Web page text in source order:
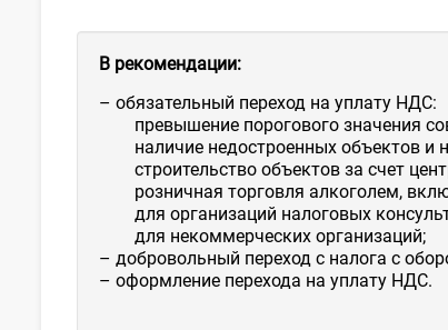
В рекомендации:
– обязательный переход на уплату НДС:
превышение порогового значения
наличие недостроенных объектов и
строительство объектов за счет
розничная торговля алкоголем,
для организаций налоговых
для некоммерческих организаций;
– добровольный переход с налога с
– оформление перехода на уплату НДС.